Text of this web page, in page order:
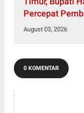
Percepat
August 03, 2026
0 KOMENTAR